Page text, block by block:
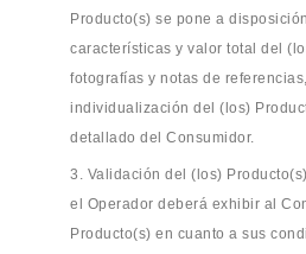
Producto(s) se pone a
características y valor total del
fotografías y notas de
individualización del (los)
detallado del Consumidor.
3. Validación del (los)
el Operador deberá exhibir al
Producto(s) en cuanto a sus